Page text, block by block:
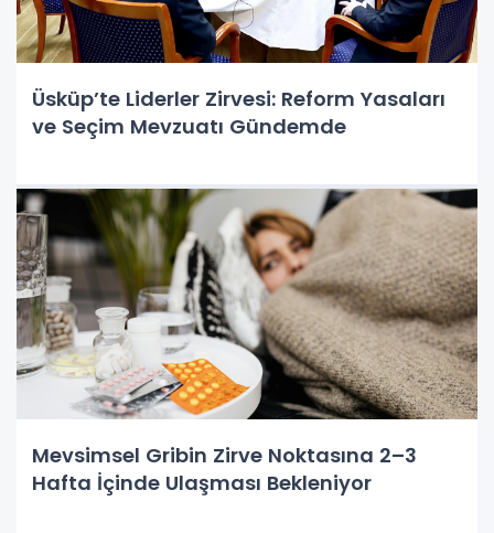
Üsküp’te Liderler Zirvesi: Reform Yasaları
ve Seçim Mevzuatı Gündemde
Mevsimsel Gribin Zirve Noktasına 2–3
Hafta İçinde Ulaşması Bekleniyor